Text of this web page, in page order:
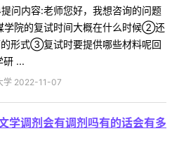
内容:老师您好，我想咨询的问题
院的复试时间大概在什么时候②还
形式③复试时要提供哪些材料呢回
研 ...
学 2022-11-07
学调剂会有调剂吗有的话会有多